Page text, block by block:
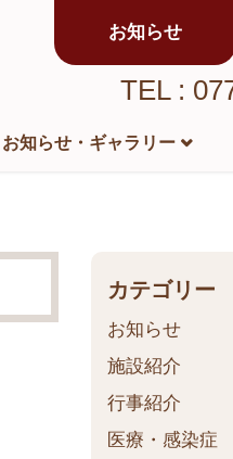
お知らせ
TEL :
お知らせ・ギャラリー
カテゴリー
お知らせ
施設紹介
行事紹介
医療・感染症